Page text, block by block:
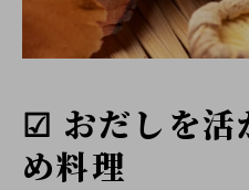
☑ おだしを活
め料理